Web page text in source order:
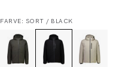
FARVE: SORT / BLACK